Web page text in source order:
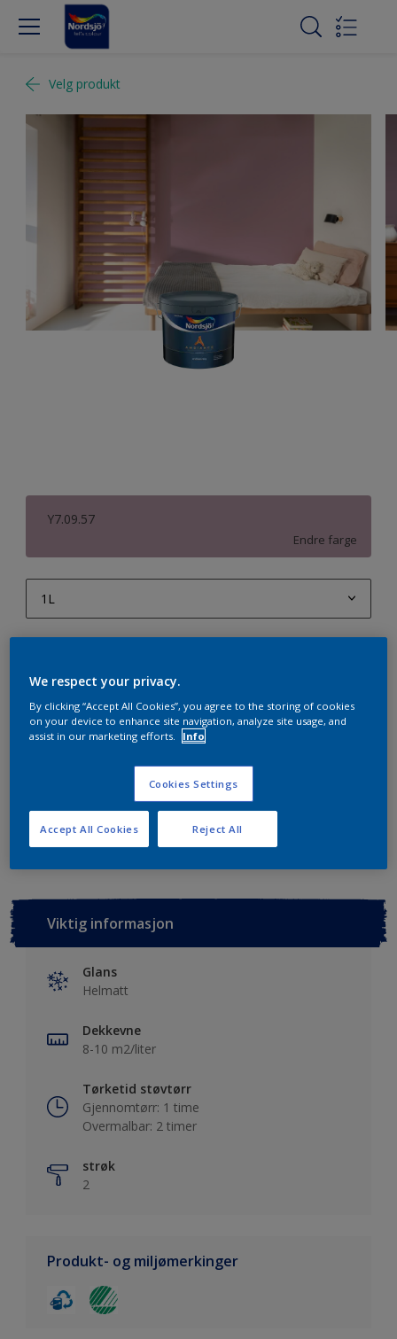
Velg produkt
Y7.09.57
Endre farge
1L
1L
10L
Legg i handleliste
Lagre i dine prosjekter Finn en forhandler
Viktig informasjon
Glans
Helmatt
Dekkevne
8-10 m2/liter
Tørketid støvtørr
Gjennomtørr: 1 time
Overmalbar: 2 timer
strøk
2
Produkt- og miljømerkinger
We respect your privacy.
By clicking “Accept All Cookies”, you agree to the storing of cookies
on your device to enhance site navigation, analyze site usage, and
assist in our marketing efforts.
Info
Cookies Settings
Reject All
Accept All Cookies